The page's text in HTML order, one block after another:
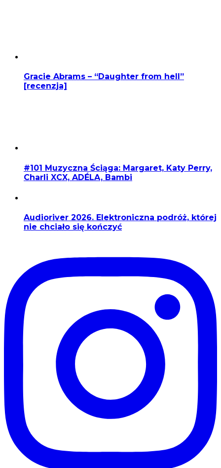
Gracie Abrams – “Daughter from hell”
[recenzja]
#101 Muzyczna Ściąga: Margaret, Katy Perry,
Charli XCX, ADÉLA, Bambi
Audioriver 2026. Elektroniczna podróż, której
nie chciało się kończyć